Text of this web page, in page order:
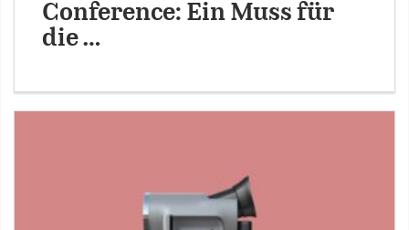
Conference: Ein Muss für
die …